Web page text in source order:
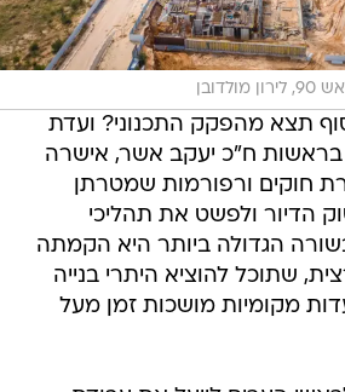
מולדובן
תצא מהפקק התכנוני? ועדת
ח"כ יעקב אשר, אישרה
חוקים ורפורמות שמטרתן
הדיור ולפשט את תהליכי
הגדולה ביותר היא הקמתה
שתוכל להוציא היתרי בנייה
מקומיות מושכות זמן מעל